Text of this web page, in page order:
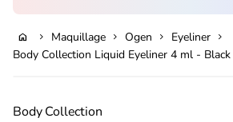
home chevron_right Maquillage chevron_right Ogen chevron_right Eyeliner chevron_right
Body Collection Liquid Eyeliner 4 ml - Black
Body Collection